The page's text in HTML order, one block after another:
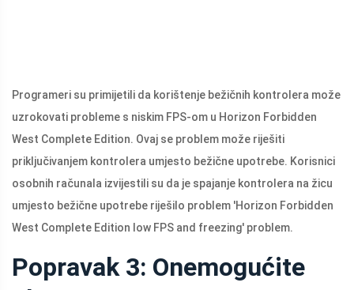
Programeri su primijetili da korištenje bežičnih kontrolera može
uzrokovati probleme s niskim FPS-om u Horizon Forbidden
West Complete Edition. Ovaj se problem može riješiti
priključivanjem kontrolera umjesto bežične upotrebe. Korisnici
osobnih računala izvijestili su da je spajanje kontrolera na žicu
umjesto bežične upotrebe riješilo problem 'Horizon Forbidden
West Complete Edition low FPS and freezing' problem.
Popravak 3: Onemogućite